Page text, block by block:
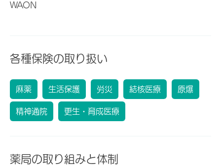
WAON
各種保険の取り扱い
麻薬 生活保護 労災 結核医療 原爆
精神通院 更生・育成医療
薬局の取り組みと体制